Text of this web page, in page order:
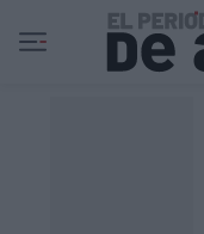
Ir al contenido principal